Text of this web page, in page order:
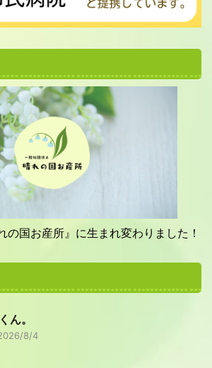
の国お産所』に生まれ変わりました！
ん。
8/4